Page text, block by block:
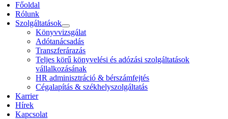
Főoldal
Rólunk
Szolgáltatások
Könyvvizsgálat
Adótanácsadás
Transzferárazás
Teljes körű könyvelési és adózási szolgáltatások
vállalkozásának
HR adminisztráció & bérszámfejtés
Cégalapítás & székhelyszolgáltatás
Karrier
Hírek
Kapcsolat